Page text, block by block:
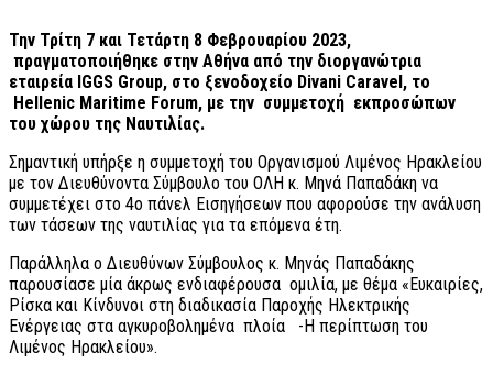
Την Τρίτη 7 και Τετάρτη 8 Φεβρουαρίου 2023,
πραγματοποιήθηκε στην Αθήνα από την διοργανώτρια
εταιρεία IGGS Group, στο ξενοδοχείο Divani Caravel, το
Hellenic Maritime Forum, με την συμμετοχή εκπροσώπων
του χώρου της Nαυτιλίας.
Σημαντική υπήρξε η συμμετοχή του Οργανισμού Λιμένος Ηρακλείου
με τον Διευθύνοντα Σύμβουλο του ΟΛΗ κ. Μηνά Παπαδάκη να
συμμετέχει στο 4ο πάνελ Εισηγήσεων που αφορούσε την ανάλυση
των τάσεων της ναυτιλίας για τα επόμενα έτη.
Παράλληλα o Διευθύνων Σύμβουλος κ. Μηνάς Παπαδάκης
παρουσίασε μία άκρως ενδιαφέρουσα ομιλία, με θέμα «Ευκαιρίες,
Ρίσκα και Κίνδυνοι στη διαδικασία Παροχής Ηλεκτρικής
Ενέργειας στα αγκυροβολημένα πλοία -Η περίπτωση του
Λιμένος Ηρακλείου».